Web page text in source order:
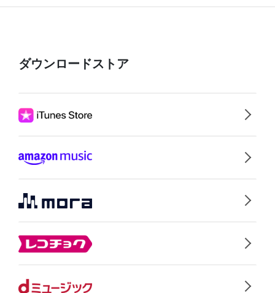
ダウンロードストア